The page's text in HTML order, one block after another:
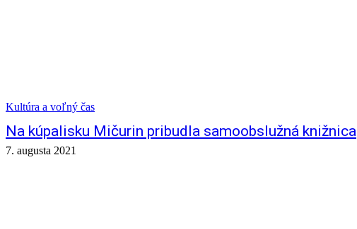
Kultúra a voľný čas
Na kúpalisku Mičurin pribudla samoobslužná knižnica
7. augusta 2021